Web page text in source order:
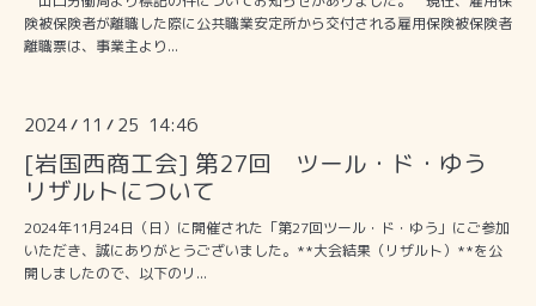
険被保険者が離職した際に公共職業安定所から交付される雇用保険被保険者
離職票は、事業主より...
2024/ 11 / 25 14:46
[岩国西商工会] 第27回 ツール・ド・ゆう
リザルトについて
2024年11月24日（日）に開催された「第27回ツール・ド・ゆう」にご参加
いただき、誠にありがとうございました。**大会結果（リザルト）**を公
開しましたので、以下のリ...